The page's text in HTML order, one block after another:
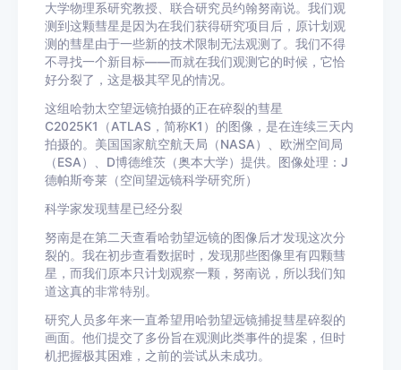
大学物理系研究教授、联合研究员约翰努南说。我们观
测到这颗彗星是因为在我们获得研究项目后，原计划观
测的彗星由于一些新的技术限制无法观测了。我们不得
不寻找一个新目标——而就在我们观测它的时候，它恰
好分裂了，这是极其罕见的情况。
这组哈勃太空望远镜拍摄的正在碎裂的彗星
C2025K1（ATLAS，简称K1）的图像，是在连续三天内
拍摄的。美国国家航空航天局（NASA）、欧洲空间局
（ESA）、D博德维茨（奥本大学）提供。图像处理：J
德帕斯夸莱（空间望远镜科学研究所）
科学家发现彗星已经分裂
努南是在第二天查看哈勃望远镜的图像后才发现这次分
裂的。我在初步查看数据时，发现那些图像里有四颗彗
星，而我们原本只计划观察一颗，努南说，所以我们知
道这真的非常特别。
研究人员多年来一直希望用哈勃望远镜捕捉彗星碎裂的
画面。他们提交了多份旨在观测此类事件的提案，但时
机把握极其困难，之前的尝试从未成功。